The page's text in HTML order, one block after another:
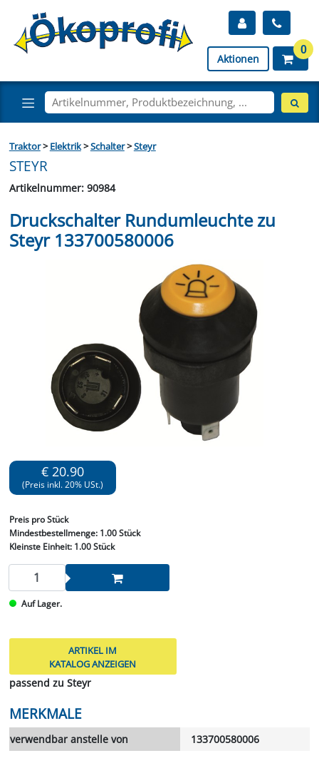
Aktionen
0
Traktor>Elektrik>Schalter>Steyr
STEYR
Artikelnummer: 90984
Druckschalter Rundumleuchte zu
Steyr 133700580006
€ 20.90
(Preis inkl. 20% USt.)
Preis pro Stück
Mindestbestellmenge: 1.00 Stück
Kleinste Einheit:1.00 Stück
Auf Lager.
ARTIKEL IM
KATALOG ANZEIGEN
passend zu Steyr
MERKMALE
verwendbar anstelle von 133700580006